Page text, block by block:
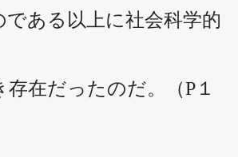
ある以上に社会科学的
在だったのだ。（P１